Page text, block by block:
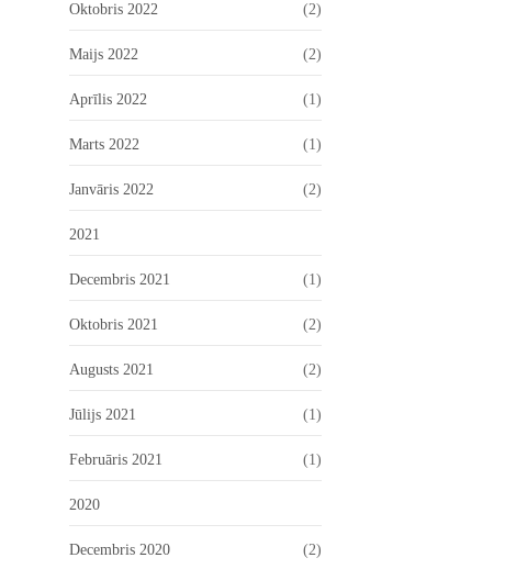
Oktobris 2022 (2)
Maijs 2022 (2)
Aprīlis 2022 (1)
Marts 2022 (1)
Janvāris 2022 (2)
2021
Decembris 2021 (1)
Oktobris 2021 (2)
Augusts 2021 (2)
Jūlijs 2021 (1)
Februāris 2021 (1)
2020
Decembris 2020 (2)